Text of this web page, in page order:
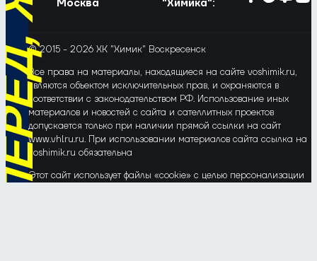
Москва
"Химика":
© 2015 - 2026 ХК "Химик" Воскресенск
Все права на материалы, находящиеся на сайте voshimik.ru,
являются объектом исключительных прав, и охраняются в
соответствии с законодательством РФ. Использование иных
материалов и новостей с сайта и сателлитных проектов
допускается только при наличии прямой ссылки на сайт
www.vhlru.ru. При использовании материалов сайта ссылка на
voshimik.ru обязательна
Этот сайт использует файлы «cookie» с целью персонализации